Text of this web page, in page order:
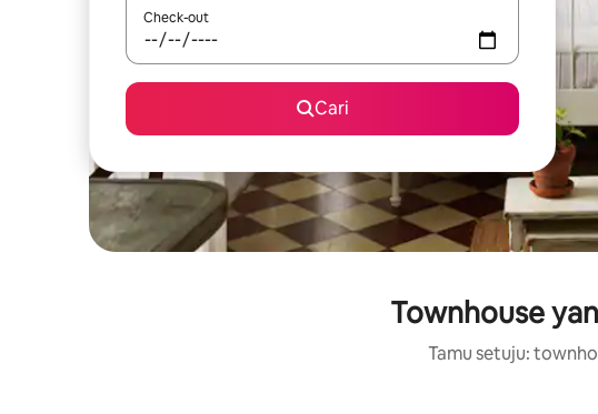
Check-out
Cari
Townhouse
Tamu setuju: